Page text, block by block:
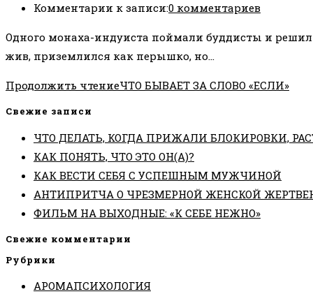
Комментарии к записи:0 комментариев
Одного монаха-индуиста поймали буддисты и
жив, приземлился как перышко, но…
Продолжить чтениеЧТО БЫВАЕТ ЗА СЛОВО «ЕСЛИ»
Свежие записи
ЧТО ДЕЛАТЬ, КОГДА ПРИЖАЛИ БЛОКИРОВКИ,
КАК ПОНЯТЬ, ЧТО ЭТО ОН(А)?
КАК ВЕСТИ СЕБЯ С УСПЕШНЫМ МУЖЧИНОЙ
АНТИПРИТЧА О ЧРЕЗМЕРНОЙ ЖЕНСКОЙ
ФИЛЬМ НА ВЫХОДНЫЕ: «К СЕБЕ НЕЖНО»
Свежие комментарии
Рубрики
АРОМАПСИХОЛОГИЯ